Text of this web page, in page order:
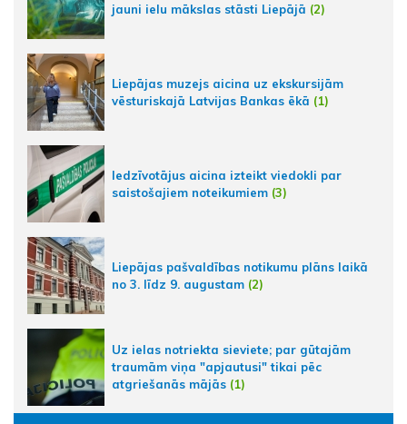
jauni ielu mākslas stāsti Liepājā (2)
Liepājas muzejs aicina uz ekskursijām
vēsturiskajā Latvijas Bankas ēkā (1)
Iedzīvotājus aicina izteikt viedokli par
saistošajiem noteikumiem (3)
Liepājas pašvaldības notikumu plāns laikā
no 3. līdz 9. augustam (2)
Uz ielas notriekta sieviete; par gūtajām
traumām viņa "apjautusi" tikai pēc
atgriešanās mājās (1)